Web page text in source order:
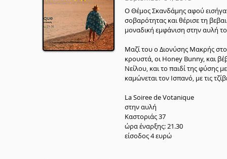
Ο Θέμος Σκανδάμης αφού
σοβαρότητας και θέρισε τη
μοναδική εμφάνιση στην αυλή
Μαζί του ο Διονύσης Μακρής
κρουστά, οι Honey Bunny, και
Νείλου, και το παιδί της φύσης
καμώνεται τον Ισπανό, με τις
La Soiree de Votanique
στην αυλή
Καστοριάς 37
ώρα έναρξης: 21.30
είσοδος 4 ευρώ